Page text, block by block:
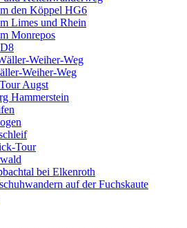
den Köppel HG6
Limes und Rhein
Monrepos
Weiher-Weg
Weiher-Weg
Augst
Hammerstein
Tour
bei Elkenroth
auf der Fuchskaute